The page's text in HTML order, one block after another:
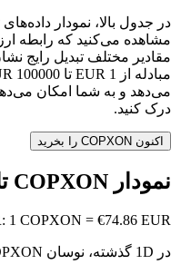
مقادیر مختلف تبدیل رایج
می‌دهد و به شما امکان
درک کنید.
اکنون COPXON را بخرید
نمودار COPXON تا EUR
: 1 COPXON = €74.86 EUR
در 1D گذشته، نوسان COPXON تا EUR